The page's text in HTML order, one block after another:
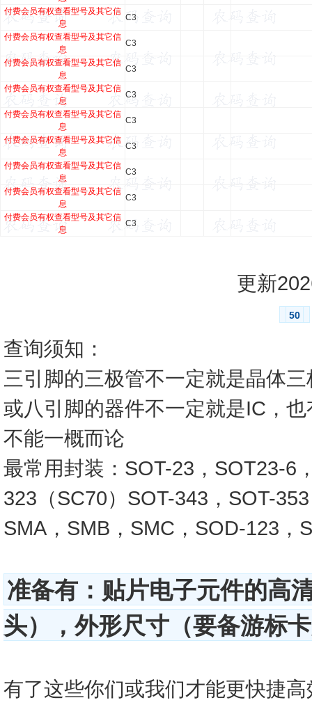
付费会员有权查看型号及其它信
息
C3
付费会员有权查看型号及其它信
息
C3
付费会员有权查看型号及其它信
息
C3
付费会员有权查看型号及其它信
息
C3
付费会员有权查看型号及其它信
息
C3
付费会员有权查看型号及其它信
息
C3
付费会员有权查看型号及其它信
息
C3
付费会员有权查看型号及其它信
息
C3
付费会员有权查看型号及其它信
息
C3
更新
50
查询须知：
三引脚的三极管不一定就是晶体
或八引脚的器件不一定就是IC，
不能一概而论
最常用封装：SOT-23，SOT23-6
323（SC70）SOT-343，SOT-
SMA，SMB，SMC，SOD-123，
准备有：贴片电子元件的高
头），外形尺寸（要备游标
有了这些你们或我们才能更快捷